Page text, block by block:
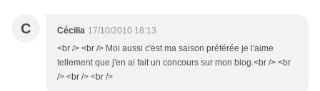
C Cécilia 17/10/2010 18:13
<br /> <br /> Moi aussi c'est ma saison préférée je l'aime
tellement que j'en ai fait un concours sur mon blog.<br /> <br
/> <br /> <br />